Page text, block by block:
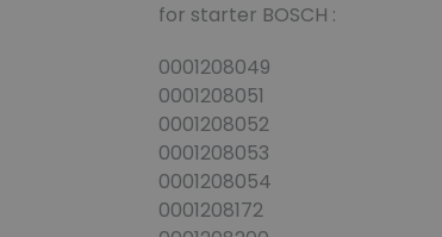
for starter BOSCH :
0001208049
0001208051
0001208052
0001208053
0001208054
0001208172